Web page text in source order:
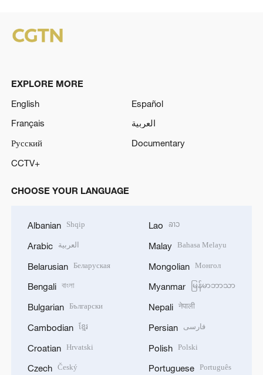
EXPLORE MORE
English
Español
Français
العربية
Русский
Documentary
CCTV+
CHOOSE YOUR LANGUAGE
Albanian Shqip
Arabic العربية
Belarusian Беларуская
Bengali বাংলা
Bulgarian Български
Cambodian ខ្មែរ
Croatian Hrvatski
Czech Český
Lao ລາວ
Malay Bahasa Melayu
Mongolian Монгол
Myanmar မြန်မာဘာသာ
Nepali नेपाली
Persian فارسی
Polish Polski
Portuguese Português